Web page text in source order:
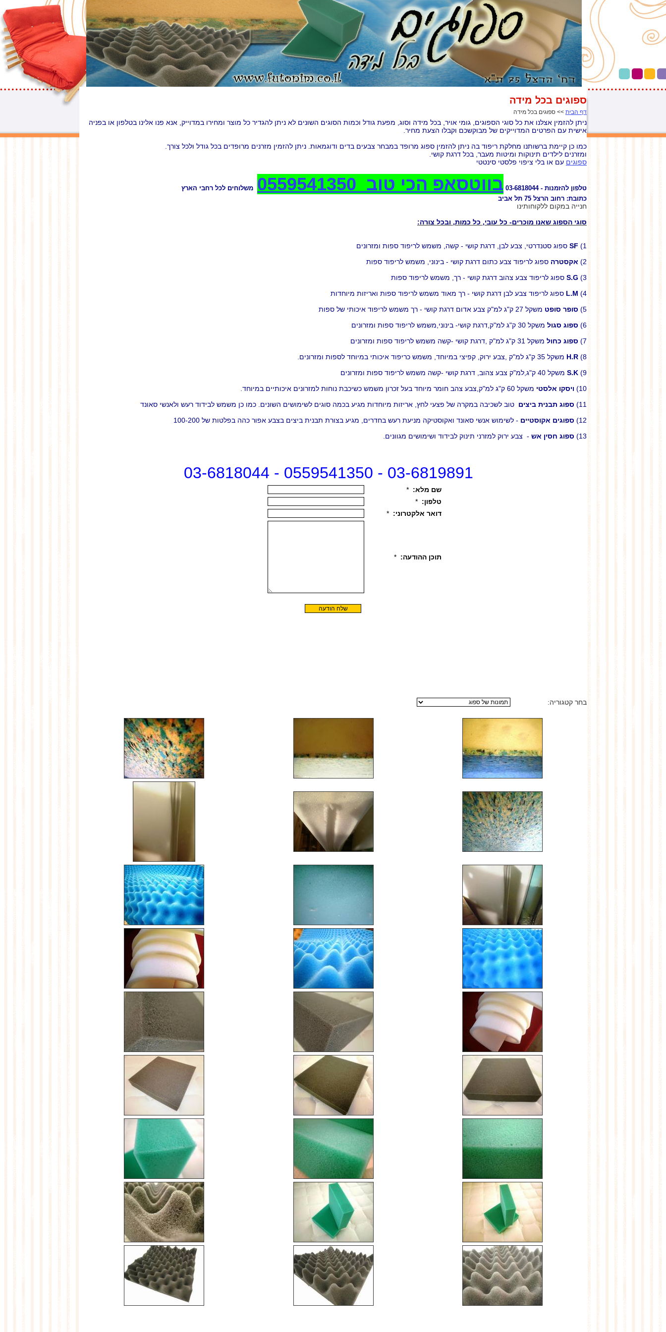
ספוגים בכל מידה
דף הבית >> ספוגים בכל מידה
ניתן להזמין אצלנו את כל סוגי הספוגים, גומי אויר, בכל מידה וסוג, מפעת גודל וכמות הסוגים השונים לא ניתן להגדיר כל מוצר ומחירו במדוייק, אנא פנו אלינו בטלפון או בפניה
אישית עם הפרטים המדוייקים של מבוקשכם וקבלו הצעת מחיר.
כמו כן קיימת ברשותנו מחלקת ריפוד בה ניתן להזמין ספוג מרופד במבחר צבעים בדים ודוגמאות. ניתן להזמין מזרנים מרופדים בכל גודל ולכל צורך.
ומזרנים לילדים תינוקות ומיטות מעבר, בכל דרגת קושי.
ספוגים עם או בלי ציפוי פלסטי סינטטי
טלפון להזמנות - 03-6818044 בווטסאפ הכי טוב
משלוחים לכל רחבי הארץ
כתובת: רחוב הרצל 75 תל אביב
חנייה במקום ללקוחותינו
סוגי הספוג שאנו מוכרים- כל עובי, כל כמות, ובכל צורה:
1)
SF ספוג סטנדרטי, צבע לבן, דרגת קושי - קשה, משמש לריפוד ספות ומזרונים
2)
אקסטרה ספוג לריפוד צבע כתום דרגת קושי - בינוני, משמש לריפוד ספות
3)
S.G ספוג לריפוד צבע צהוב דרגת קושי - רך, משמש לריפוד ספות
4)
L.M ספוג לריפוד צבע לבן דרגת קושי - רך מאוד משמש לריפוד ספות ואריזות מיוחדות
5)
סופר סופט משקל 27 ק"ג למ"ק צבע אדום דרגת קושי - רך משמש לריפוד איכותי של ספות
6)
ספוג סגול משקל 30 ק"ג למ"ק,דרגת קושי- בינוני,משמש לריפוד ספות ומזרונים
7)
ספוג כחול משקל 31 ק"ג למ"ק ,דרגת קושי -קשה משמש לריפוד ספות ומזרונים
8)
H.R משקל 35 ק"ג למ"ק ,צבע ירוק, קפיצי במיוחד, משמש כריפוד איכותי במיוחד לספות ומזרונים.
9)
S.K משקל 40 ק"ג,למ"ק צבע צהוב, דרגת קושי -קשה משמש לריפוד ספות ומזרונים
10)
ויסקו אלסטי משקל 60 ק"ג למ"ק,צבע צהב חומר מיוחד בעל זכרון משמש כשיכבת נוחות למזרונים איכותיים במיוחד.
11)
ספוג תבנית ביצים טוב לשכיבה במקרה של פצעי לחץ, אריזות מיוחדות מגיע בכמה סוגים לשימושים השונים. כמו כן משמש לבידוד רעש ולאנשי סאונד
12)
ספוגים אקוסטיים - לשימוש אנשי סאונד ואקוסטיקה מניעת רעש בחדרים, מגיע בצורת תבנית ביצים בצבע אפור כהה בפלטות של 100-200
13)
ספוג חסין אש - צבע ירוק למזרני תינוק לבידוד ושימושים מגוונים.